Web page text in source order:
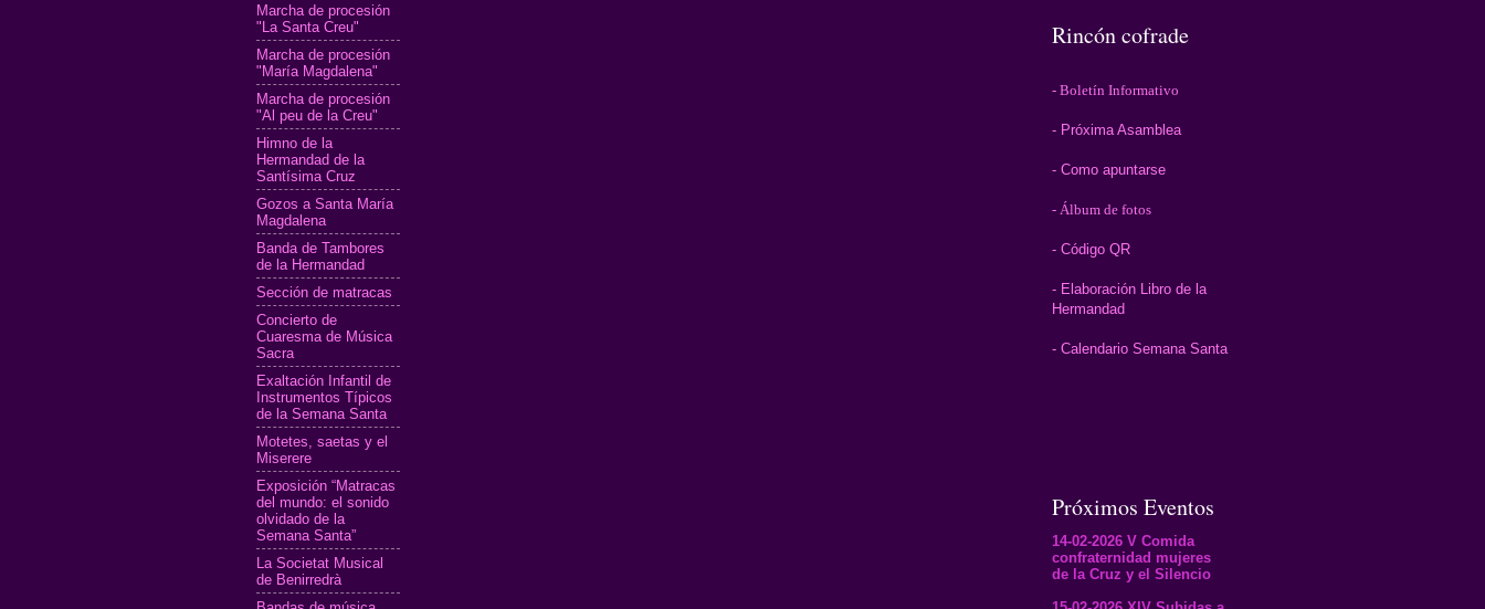
Marcha de procesión
"La Santa Creu"
Marcha de procesión
"María Magdalena"
Marcha de procesión
"Al peu de la Creu"
Himno de la
Hermandad de la
Santísima Cruz
Gozos a Santa María
Magdalena
Banda de Tambores
de la Hermandad
Sección de matracas
Concierto de
Cuaresma de Música
Sacra
Exaltación Infantil de
Instrumentos Típicos
de la Semana Santa
Motetes, saetas y el
Miserere
Exposición “Matracas
del mundo: el sonido
olvidado de la
Semana Santa”
La Societat Musical
de Benirredrà
Rincón cofrade
- Boletín Informativo
- Próxima Asamblea
- Como apuntarse
- Álbum de fotos
- Código QR
- Elaboración Libro de la
Hermandad
- Calendario Semana Santa
Próximos Eventos
14-02-2026 V Comida
confraternidad mujeres
de la Cruz y el Silencio